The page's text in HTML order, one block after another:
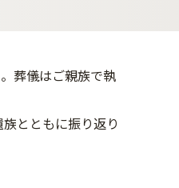
葬儀はご親族で執
とともに振り返り